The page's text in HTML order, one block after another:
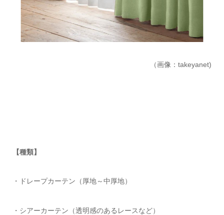
（画像：takeyanet)
【種類】
・ドレープカーテン（厚地～中厚地）
・シアーカーテン（透明感のあるレースなど）